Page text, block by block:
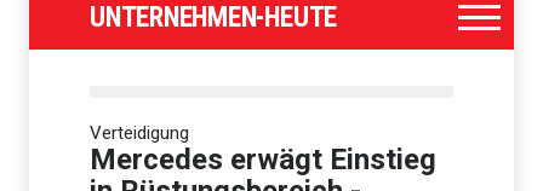
Deutschland und andere
Studie: Mehr Pumas -
weniger Verkehrsunfälle mit
Rehen
UNTERNEHMEN-HEUTE
Verteidigung
Mercedes erwägt Einstieg